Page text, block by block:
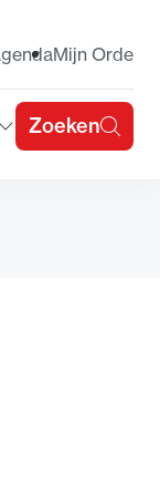
Zoeken
Mijn Orde